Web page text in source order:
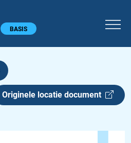
BASIS
Originele locatie document